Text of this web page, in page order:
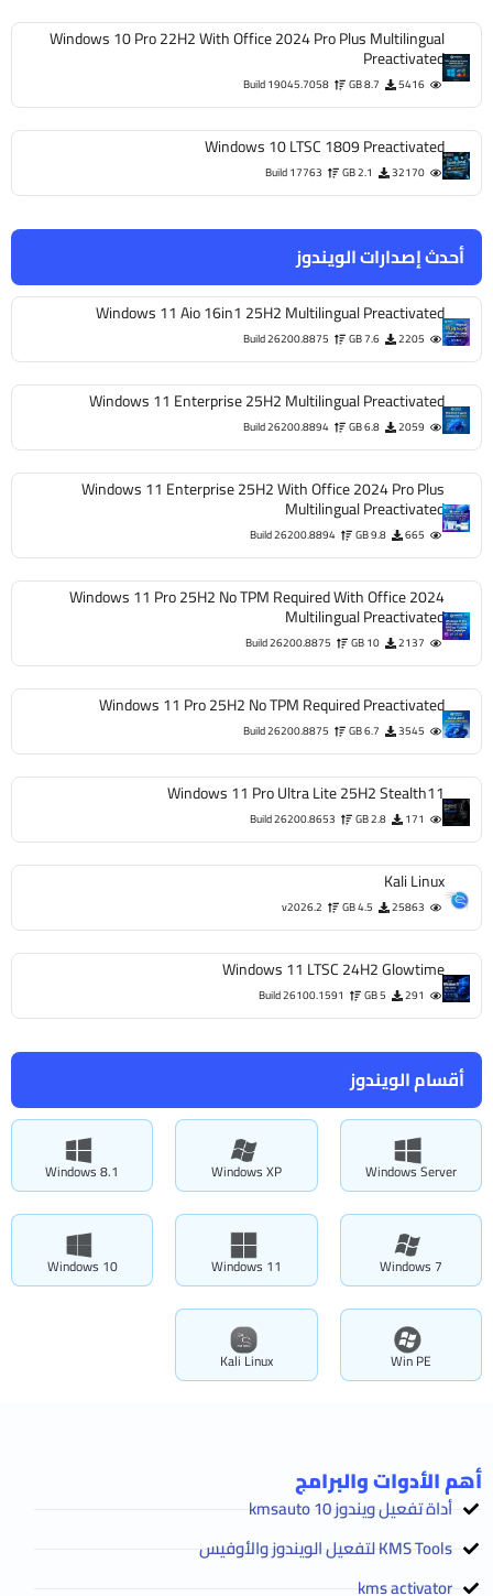
أقسام الويندوز
Windows Server
Windows XP
Windows 8.1
Windows 7
Windows 11
Windows 10
Win PE
Kali Linux
أحدث إصدارات الويندوز
Windows 11 Aio 16in1 25H2 Multilingual Preactivated
2205
7.6 GB
Build 26200.8875
Windows 11 Enterprise 25H2 Multilingual Preactivated
2059
6.8 GB
Build 26200.8894
Windows 11 Enterprise 25H2 With Office 2024 Pro Plus
Multilingual Preactivated
665
9.8 GB
Build 26200.8894
Windows 11 Pro 25H2 No TPM Required With Office 2024
Multilingual Preactivated
2137
10 GB
Build 26200.8875
Windows 11 Pro 25H2 No TPM Required Preactivated
3545
6.7 GB
Build 26200.8875
Windows 11 Pro Ultra Lite 25H2 Stealth11
171
2.8 GB
Build 26200.8653
Kali Linux
25863
4.5 GB
v2026.2
Windows 11 LTSC 24H2 Glowtime
291
5 GB
Build 26100.1591
Windows 10 Pro 22H2 With Office 2024 Pro Plus Multilingual
Preactivated
5416
8.7 GB
Build 19045.7058
Windows 10 LTSC 1809 Preactivated
32170
2.1 GB
Build 17763
أهم الأدوات والبرامج
أداة تفعيل ويندوز 10 kmsauto
KMS Tools لتفعيل الويندوز والأوفيس
kms activator